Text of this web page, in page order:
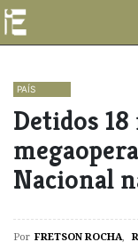
PAÍS
​Detidos
Nacional
Por FRETSON ROCHA,